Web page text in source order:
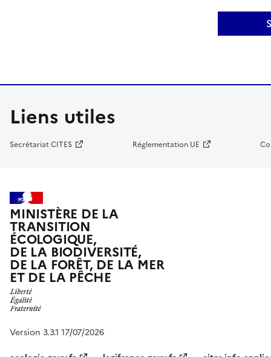
Liens utiles
Secrétariat CITES Réglementation UE
MINISTÈRE DE LA
TRANSITION
ÉCOLOGIQUE,
DE LA BIODIVERSITÉ,
DE LA FORÊT, DE LA MER
ET DE LA PÊCHE
Version 3.3.1 17/07/2026